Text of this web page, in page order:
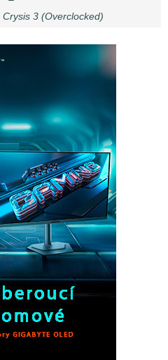
Crysis 3 (Overclocked)